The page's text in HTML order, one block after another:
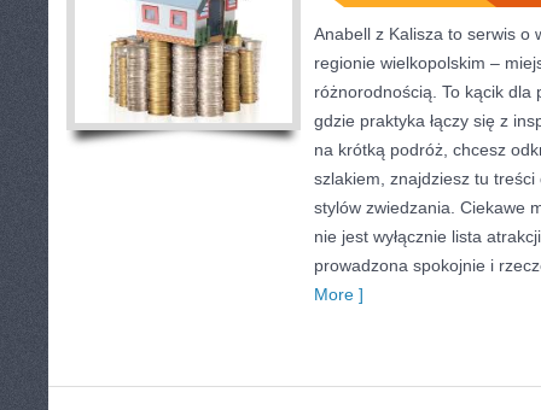
Anabell z Kalisza to serwis o
regionie wielkopolskim –
różnorodnością. To kącik dla
gdzie praktyka łączy się z
na krótką podróż, chcesz
szlakiem, znajdziesz tu
stylów zwiedzania. Ciekawe
nie jest wyłącznie lista
prowadzona spokojnie i
More ]